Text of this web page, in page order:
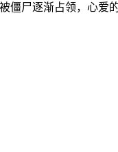
逐渐占领，心爱